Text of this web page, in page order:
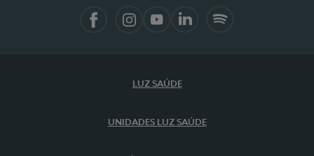
LUZ SAÚDE
UNIDADES LUZ SAÚDE